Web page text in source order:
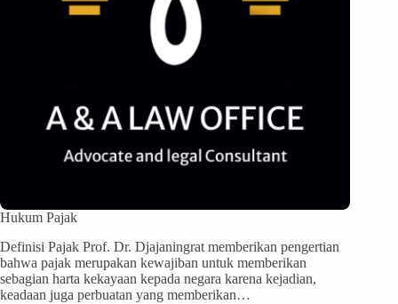
Hukum Pajak
Definisi Pajak Prof. Dr. Djajaningrat memberikan pengertian
bahwa pajak merupakan kewajiban untuk memberikan
sebagian harta kekayaan kepada negara karena kejadian,
keadaan juga perbuatan yang memberikan…